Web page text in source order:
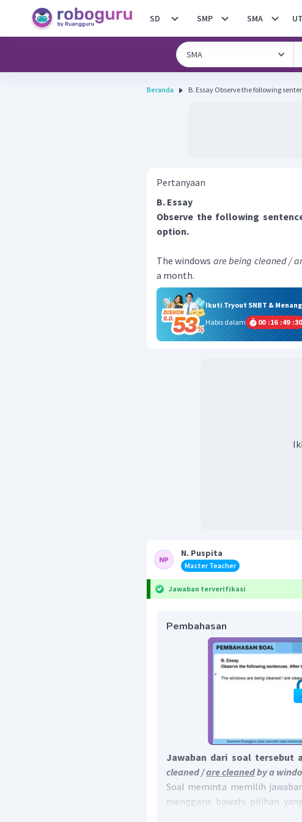
SD SMP SMA
Beranda B. Essay Observe the following
Pertanyaan
B. Essay
Observe the following
option.
The windows are being cleaned /
a month.
Ikuti Tryout SNBT &
Habis dalam
00 :16 :49 :29
N. Puspita
Master Teacher
Jawaban terverifikasi
Pembahasan
Jawaban dari soal tersebut
cleaned /are cleanedby a
Soal meminta memilih
menggaris bawahi pilihan